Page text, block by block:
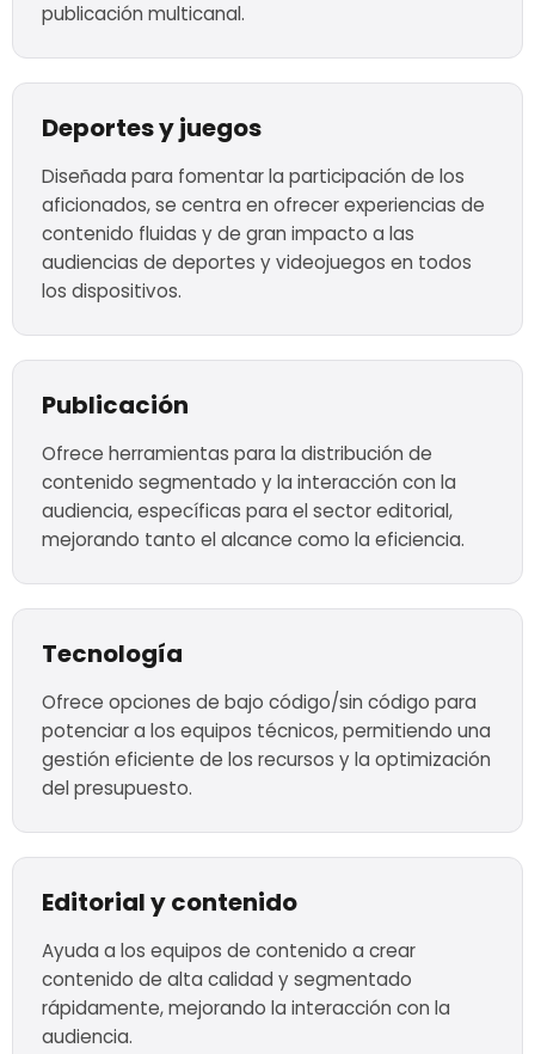
publicación multicanal.
Deportes y juegos
Diseñada para fomentar la participación de los
aficionados, se centra en ofrecer experiencias de
contenido fluidas y de gran impacto a las
audiencias de deportes y videojuegos en todos
los dispositivos.
Publicación
Ofrece herramientas para la distribución de
contenido segmentado y la interacción con la
audiencia, específicas para el sector editorial,
mejorando tanto el alcance como la eficiencia.
Tecnología
Ofrece opciones de bajo código/sin código para
potenciar a los equipos técnicos, permitiendo una
gestión eficiente de los recursos y la optimización
del presupuesto.
Editorial y contenido
Ayuda a los equipos de contenido a crear
contenido de alta calidad y segmentado
rápidamente, mejorando la interacción con la
audiencia.